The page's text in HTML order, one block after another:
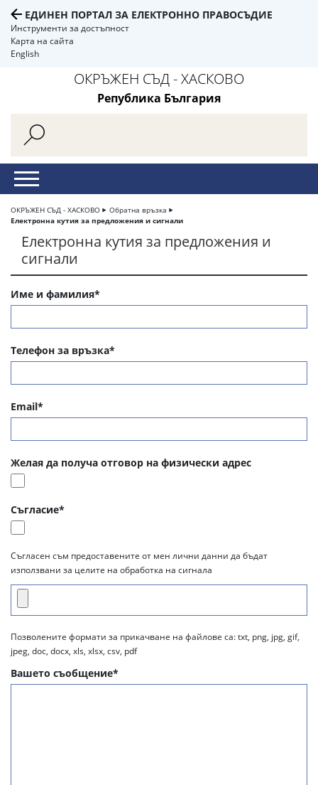
ЕДИНЕН ПОРТАЛ ЗА ЕЛЕКТРОННО ПРАВОСЪДИЕ
Инструменти за достъпност
Карта на сайта
English
ОКРЪЖЕН СЪД - ХАСКОВО
Република България
ОКРЪЖЕН СЪД - ХАСКОВО
Обратна връзка
Електронна кутия за предложения и сигнали
Електронна кутия за предложения и
сигнали
Име и фамилия*
Телефон за връзка*
Email*
Желая да получа отговор на физически адрес
Съгласие*
Съгласен съм предоставените от мен лични данни да бъдат
използвани за целите на обработка на сигнала
Позволените формати за прикачване на файлове са: txt, png, jpg, gif,
jpeg, doc, docx, xls, xlsx, csv, pdf
Вашето съобщение*